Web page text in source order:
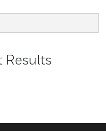
Results